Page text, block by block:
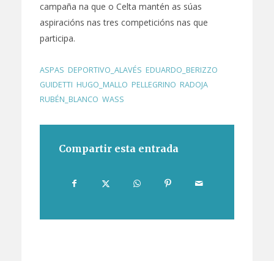
campaña na que o Celta mantén as súas
aspiracións nas tres competicións nas que
participa.
ASPAS DEPORTIVO_ALAVÉS EDUARDO_BERIZZO
GUIDETTI HUGO_MALLO PELLEGRINO RADOJA,
RUBÉN_BLANCO WASS
Compartir esta entrada